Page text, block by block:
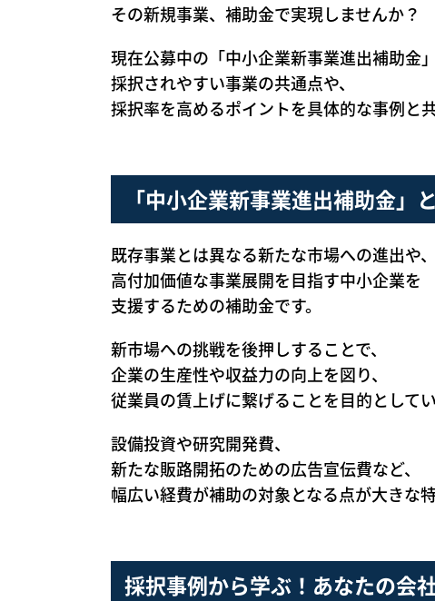
その新規事業、補助金で実現しませんか？
現在公募中の「中小企業新事業進出補助金」
採択されやすい事業の共通点や、
採択率を高めるポイントを具体的な事例と
「中小企業新事業進出補助金」
既存事業とは異なる新たな市場への進出や、
高付加価値な事業展開を目指す中小企業を
支援するための補助金です。
新市場への挑戦を後押しすることで、
企業の生産性や収益力の向上を図り、
従業員の賃上げに繋げることを目的としてい
設備投資や研究開発費、
新たな販路開拓のための広告宣伝費など、
幅広い経費が補助の対象となる点が大きな特
採択事例から学ぶ！あなたの会